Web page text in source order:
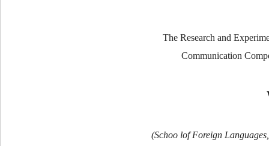
The Research and
Communication
(Schoo lof Foreign